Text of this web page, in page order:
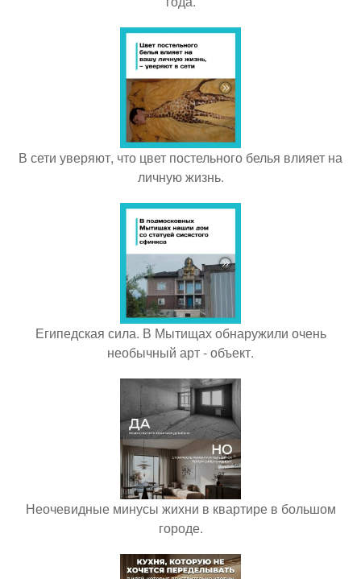
В сети уверяют, что цвет постельного белья влияет на
личную жизнь.
Египедская сила. В Мытищах обнаружили очень
необычный арт - объект.
Неочевидные минусы жихни в квартире в большом
городе.